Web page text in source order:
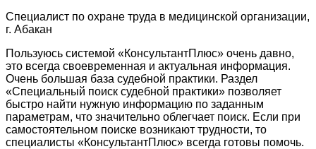
Специалист по охране труда в медицинской организации,
г. Абакан
Пользуюсь системой «КонсультантПлюс» очень давно,
это всегда своевременная и актуальная информация.
Очень большая база судебной практики. Раздел
«Специальный поиск судебной практики» позволяет
быстро найти нужную информацию по заданным
параметрам, что значительно облегчает поиск. Если при
самостоятельном поиске возникают трудности, то
специалисты «КонсультантПлюс» всегда готовы помочь.